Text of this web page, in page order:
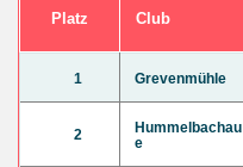
Platz Club
1 Grevenmühle
2
Hummelbachau
e